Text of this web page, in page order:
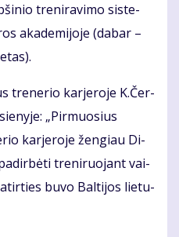
tre­ni­ra­vi­mo sis­te­
aka­de­mi­jo­je (da­bar –
tre­ne­rio kar­je­ro­je K.Čer­
„Pir­muo­sius
kar­je­ro­je žen­giau Di­
tre­ni­ruo­jant vai­
bu­vo Bal­ti­jos lie­tu­